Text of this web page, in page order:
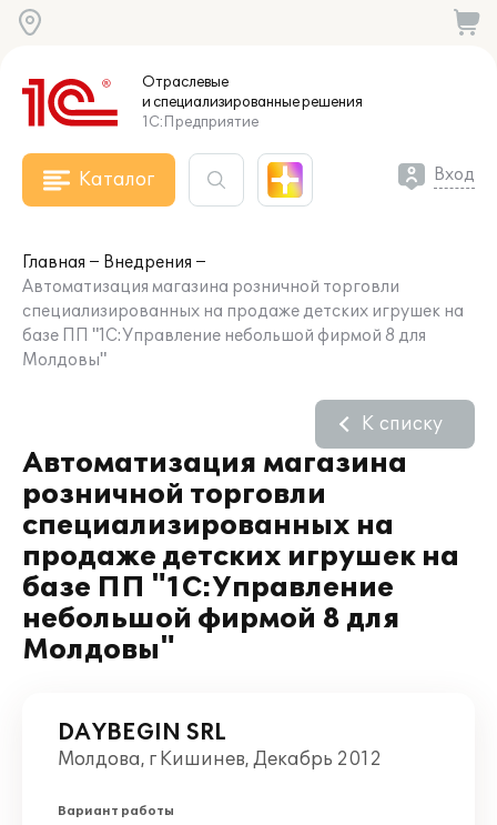
Отраслевые
и специализированныерешения
1С:Предприятие
Каталог Вход
Главная
Внедрения
Автоматизация магазина розничной торговли
специализированных на продаже детских игрушек на
базе ПП "1С:Управление небольшой фирмой 8 для
Молдовы"
Автоматизация магазина
розничной торговли
специализированных на
продаже детских игрушек на
базе ПП "1С:Управление
небольшой фирмой 8 для
Молдовы"
К списку
DAYBEGIN SRL
Молдова, г Кишинев, Декабрь 2012
Вариант работы